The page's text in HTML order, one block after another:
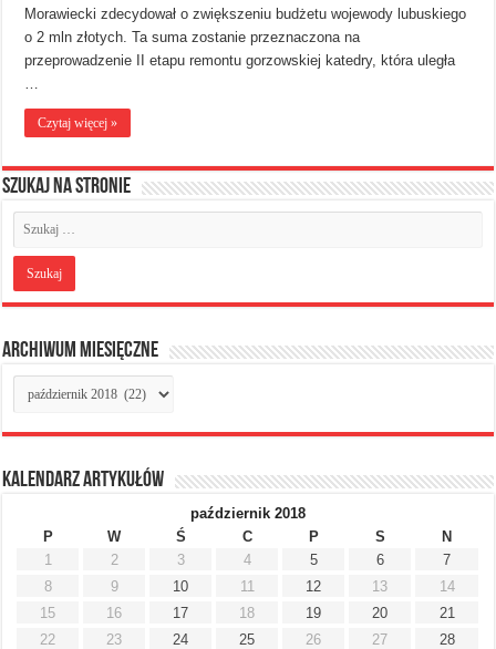
Morawiecki zdecydował o zwiększeniu budżetu wojewody lubuskiego
o 2 mln złotych. Ta suma zostanie przeznaczona na
przeprowadzenie II etapu remontu gorzowskiej katedry, która uległa
Czytaj więcej »
Szukaj na stronie
Archiwum miesięczne
Archiwum
miesięczne
Kalendarz artykułów
październik 2018
P
W Ś C P S
N
1
2 3 4 5 6
7
8
9 10 11 12 13
14
15
16 17 18 19 20
21
22
23 24 25 26 27
28